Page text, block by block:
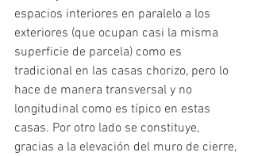
espacios interiores en paralelo a los
exteriores (que ocupan casi la misma
superficie de parcela) como es
tradicional en las casas chorizo, pero lo
hace de manera transversal y no
longitudinal como es típico en estas
casas. Por otro lado se constituye,
gracias a la elevación del muro de cierre,